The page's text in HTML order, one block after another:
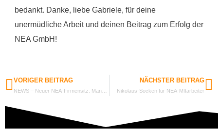
bedankt. Danke, liebe Gabriele, für deine
unermüdliche Arbeit und deinen Beitrag zum Erfolg der
NEA GmbH!
VORIGER BEITRAG NÄCHSTER BEITRAG
Nikolaus-Socken für NEA-MItarbeiter